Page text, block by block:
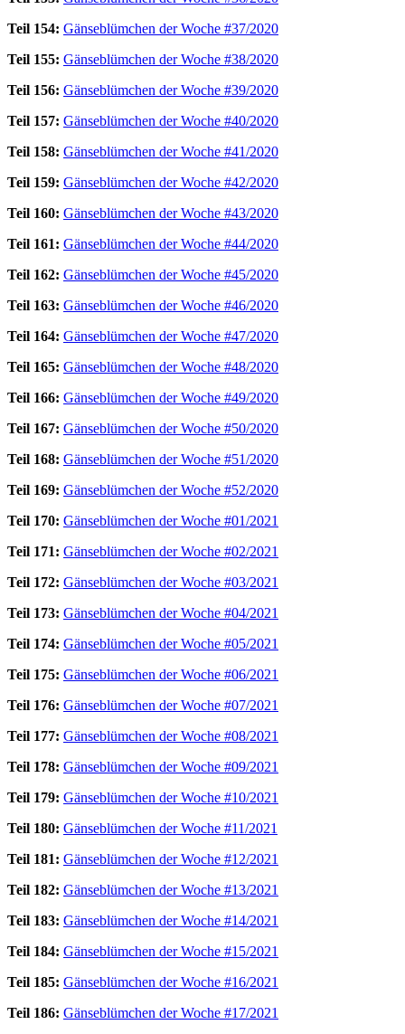
Teil 154: Gänseblümchen der Woche #37/2020
Teil 155: Gänseblümchen der Woche #38/2020
Teil 156: Gänseblümchen der Woche #39/2020
Teil 157: Gänseblümchen der Woche #40/2020
Teil 158: Gänseblümchen der Woche #41/2020
Teil 159: Gänseblümchen der Woche #42/2020
Teil 160: Gänseblümchen der Woche #43/2020
Teil 161: Gänseblümchen der Woche #44/2020
Teil 162: Gänseblümchen der Woche #45/2020
Teil 163: Gänseblümchen der Woche #46/2020
Teil 164: Gänseblümchen der Woche #47/2020
Teil 165: Gänseblümchen der Woche #48/2020
Teil 166: Gänseblümchen der Woche #49/2020
Teil 167: Gänseblümchen der Woche #50/2020
Teil 168: Gänseblümchen der Woche #51/2020
Teil 169: Gänseblümchen der Woche #52/2020
Teil 170: Gänseblümchen der Woche #01/2021
Teil 171: Gänseblümchen der Woche #02/2021
Teil 172: Gänseblümchen der Woche #03/2021
Teil 173: Gänseblümchen der Woche #04/2021
Teil 174: Gänseblümchen der Woche #05/2021
Teil 175: Gänseblümchen der Woche #06/2021
Teil 176: Gänseblümchen der Woche #07/2021
Teil 177: Gänseblümchen der Woche #08/2021
Teil 178: Gänseblümchen der Woche #09/2021
Teil 179: Gänseblümchen der Woche #10/2021
Teil 180: Gänseblümchen der Woche #11/2021
Teil 181: Gänseblümchen der Woche #12/2021
Teil 182: Gänseblümchen der Woche #13/2021
Teil 183: Gänseblümchen der Woche #14/2021
Teil 184: Gänseblümchen der Woche #15/2021
Teil 185: Gänseblümchen der Woche #16/2021
Teil 186: Gänseblümchen der Woche #17/2021